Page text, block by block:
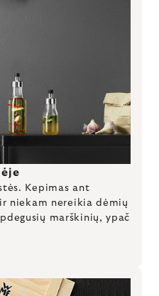
Kepimas ant
niekam nereikia dėmių
marškinių, ypač